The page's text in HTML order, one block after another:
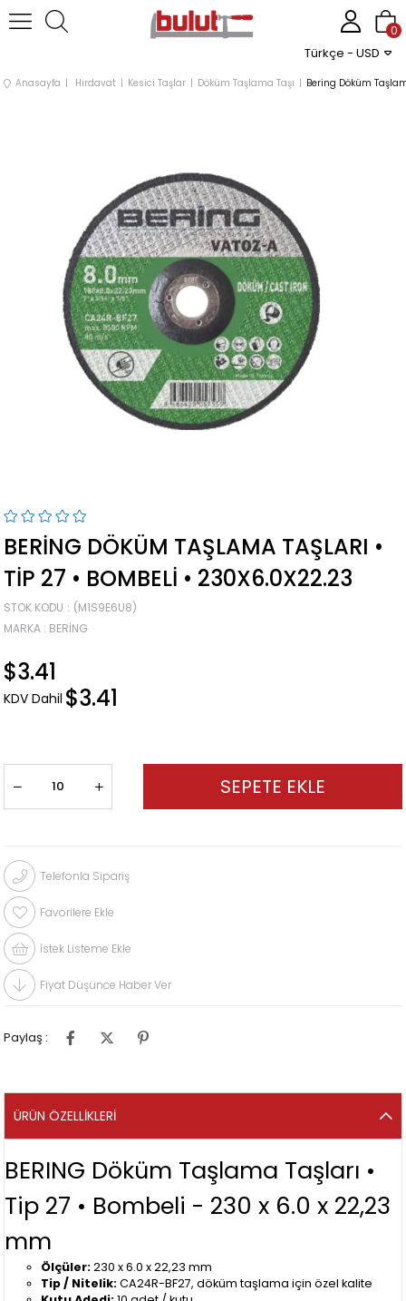
Türkçe - USD
0
Anasayfa Hırdavat Kesici Taşlar Döküm Taşlama Taşı Bering Döküm
BERING DÖKÜM TAŞLAMA TAŞLARI •
TIP 27 • BOMBELI • 230X6.0X22.23
STOK KODU
(M1S9E6U8)
MARKA : BERING
$3.41
KDV Dahil $3.41
Telefonla Sipariş
Favorilere Ekle
İstek Listeme Ekle
Fiyat Düşünce Haber Ver
Paylaş :
ÜRÜN ÖZELLIKLERI
BERING Döküm Taşlama Taşları •
Tip 27 • Bombeli - 230 x 6.0 x 22,23
mm
Ölçüler:230 x 6.0 x 22,23 mm
Tip / Nitelik:CA24R-BF27, döküm taşlama için özel kalite